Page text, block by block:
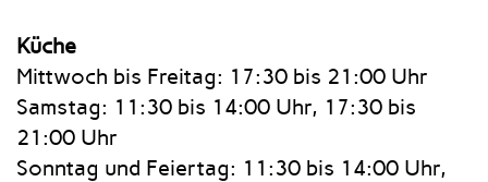
Küche
Mittwoch bis Freitag: 17:30 bis 21:00 Uhr
Samstag: 11:30 bis 14:00 Uhr, 17:30 bis
21:00 Uhr
Sonntag und Feiertag: 11:30 bis 14:00 Uhr,